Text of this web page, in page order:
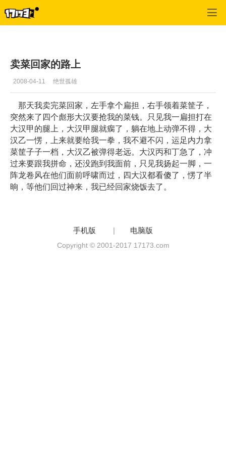
卖菜回家的路上
2008-04-11 绝世孤雄
那天我卖完菜回家，左手拿个扁担，右手领着菜筐子，
突然来了四个彪形大汉要抢我的菜钱。只见我一扁担打在
大汉甲的腿上，大汉甲腿就瘸了，躺在地上动弹不得，大
汉乙一愣，上来就要给我一拳，我不避不闪，运足内力拿
菜筐子子一档，大汉乙被弹得老远。大汉丙和丁急了，冲
过来要跟我拼命，还没跑到我面前，只见我扬起一脚，一
阵龙卷风在他们面前呼啸而过，四大汉都看傻了，愣了半
晌，等他们回过神来，我已经回家烧饭去了。
手机版 | 电脑版
Copyright © 2001-2017 17173.com